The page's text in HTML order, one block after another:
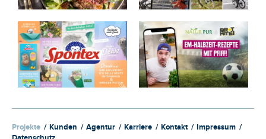
Projekte Kunden Agentur Karriere Kontakt
Impressum